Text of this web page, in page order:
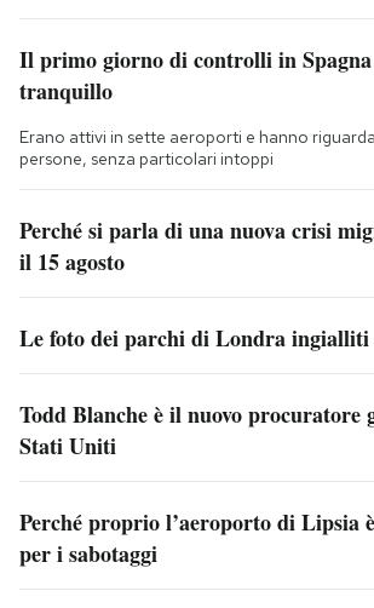
Il primo giorno di controlli in Spagna
tranquillo
Erano attivi in sette aeroporti e hanno
persone, senza particolari intoppi
Perché si parla di una nuova crisi
il 15 agosto
Le foto dei parchi di Londra ingialliti
Todd Blanche è il nuovo procuratore
Stati Uniti
Perché proprio l’aeroporto di Lipsia
per i sabotaggi